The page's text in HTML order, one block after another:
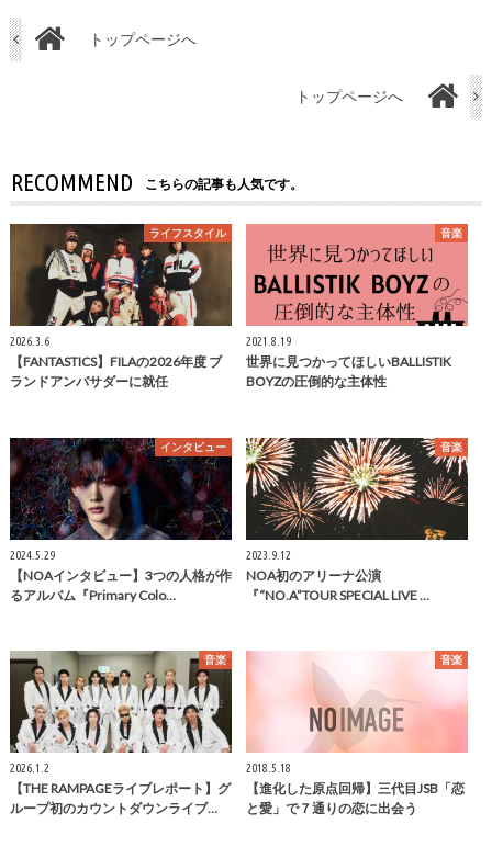
トップページへ
トップページへ
RECOMMEND こちらの記事も人気です。
ライフスタイル
2026.3.6
【FANTASTICS】FILAの2026年度 ブ
ランドアンバサダーに就任
音楽
2021.8.19
世界に見つかってほしいBALLISTIK
BOYZの圧倒的な主体性
インタビュー
2024.5.29
【NOAインタビュー】3つの人格が作
るアルバム『Primary Colo…
音楽
2023.9.12
NOA初のアリーナ公演
『“NO.A”TOUR SPECIAL LIVE …
音楽
2026.1.2
【THE RAMPAGEライブレポート】グ
ループ初のカウントダウンライブ…
音楽
2018.5.18
【進化した原点回帰】三代目JSB「恋
と愛」で７通りの恋に出会う